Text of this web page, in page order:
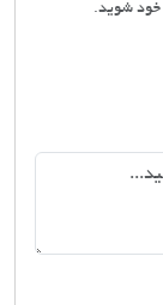
خود شوید.